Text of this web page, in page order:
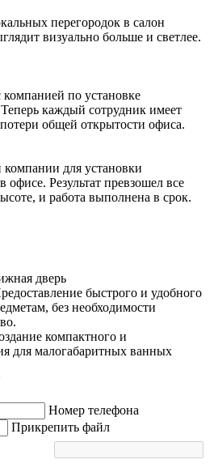
перегородок в салон
визуально больше и светлее.
по установке
каждый сотрудник имеет
общей открытости офиса.
компании для установки
офисе. Результат превзошел все
и работа выполнена в срок.
быстрого и удобного
без необходимости
компактного и
для малогабаритных ванных
Номер телефона
Прикрепить файл